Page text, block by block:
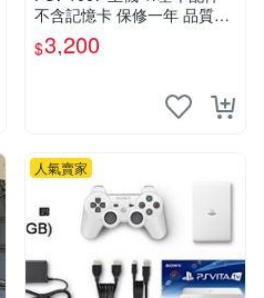
不含記憶卡 保修一年 品質有
保障
$3,200
人氣賣家